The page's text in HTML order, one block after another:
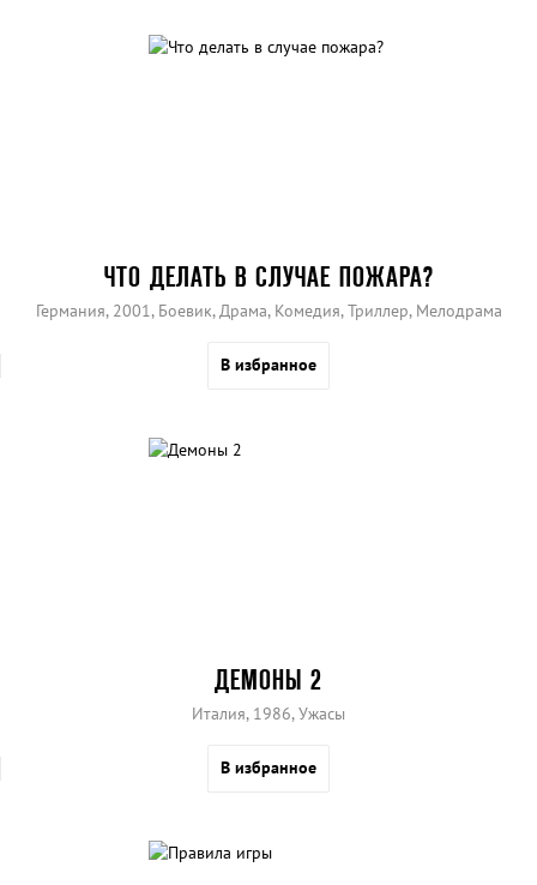
ЧТО ДЕЛАТЬ В СЛУЧАЕ ПОЖАРА?
Германия, 2001, Боевик, Драма, Комедия, Триллер, Мелодрама
В избранное
ДЕМОНЫ 2
Италия, 1986, Ужасы
В избранное